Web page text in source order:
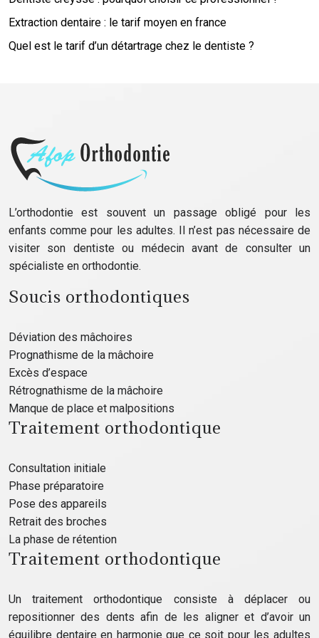
Extraction dentaire : le tarif moyen en france
Quel est le tarif d’un détartrage chez le dentiste ?
L’orthodontie est souvent un passage obligé pour les
enfants comme pour les adultes. Il n’est pas nécessaire de
visiter son dentiste ou médecin avant de consulter un
spécialiste en orthodontie.
Soucis orthodontiques
Déviation des mâchoires
Prognathisme de la mâchoire
Excès d’espace
Rétrognathisme de la mâchoire
Manque de place et malpositions
Traitement orthodontique
Consultation initiale
Phase préparatoire
Pose des appareils
Retrait des broches
La phase de rétention
Traitement orthodontique
Un traitement orthodontique consiste à déplacer ou
repositionner des dents afin de les aligner et d’avoir un
équilibre dentaire en harmonie que ce soit pour les adultes